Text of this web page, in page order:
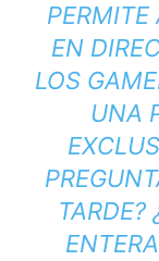
PERMITE
EN
LOS
UNA
TARDE?